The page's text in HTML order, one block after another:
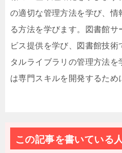
の適切な管理方法を学び、情
る方法を学びます。図書館
ビス提供を学び、図書館技
タルライブラリの管理方法を
は専門スキルを開発するため
この記事を書いている人